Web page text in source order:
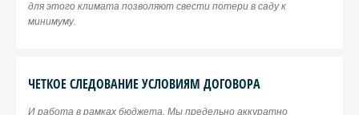
для этого климата позволяют свести потери в саду к
минимуму.
ЧЕТКОЕ СЛЕДОВАНИЕ УСЛОВИЯМ ДОГОВОРА
И работа в рамках бюджета. Мы предельно аккуратно